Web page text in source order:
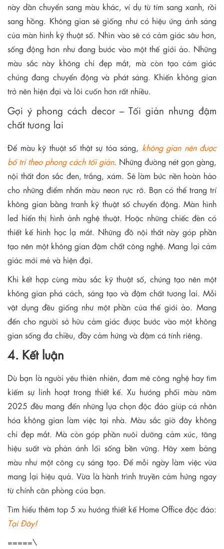
này dần chuyển sang màu khác, ví dụ từ tím sang xanh, rồi
sang hồng. Không gian sẽ giống như có hiệu ứng ánh sáng
của màn hình kỹ thuật số. Nhìn vào sẽ có cảm giác sâu hơn,
sống động hơn như đang bước vào một thế giới ảo. Những
màu sắc này không chỉ đẹp mắt, mà còn tạo cảm giác
chúng đang chuyển động và phát sáng. Khiến không gian
trở nên hiện đại và lôi cuốn hơn rất nhiều.
Gợi ý phong cách decor – Tối giản nhưng đậm
chất tương lai
Để màu kỹ thuật số thật sự tỏa sáng, không gian nên được
bố trí theo phong cách tối giản. Những đường nét gọn gàng,
nội thất đơn sắc đen, trắng, xám. Sẽ làm bức nền hoàn hảo
cho những điểm nhấn màu neon rực rỡ. Bạn có thể trang trí
không gian bằng tranh kỹ thuật số chuyển động. Màn hình
led hiển thị hình ảnh nghệ thuật. Hoặc những chiếc đèn có
thiết kế hình học lạ mắt. Những đồ nội thất này góp phần
tạo nên một không gian đậm chất công nghệ. Mang lại cảm
giác mới mẻ và hiện đại.
Khi kết hợp cùng màu sắc kỹ thuật số, chúng tạo nên một
không gian phá cách, sáng tạo và đậm chất tương lai. Mỗi
vật dụng đều giống như một phần của thế giới ảo. Mang
đến cho người sở hữu cảm giác được bước vào một không
gian sống đa chiều, đầy cảm hứng và đậm cá tính riêng.
4. Kết luận
Dù bạn là người yêu thiên nhiên, đam mê công nghệ hay tìm
kiếm sự linh hoạt trong thiết kế. Xu hướng phối màu năm
2025 đều mang đến những lựa chọn độc đáo giúp cá nhân
hóa không gian làm việc tại nhà. Màu sắc giờ đây không
chỉ đẹp mắt. Mà còn góp phần nuôi dưỡng cảm xúc, tăng
hiệu suất và phản ánh lối sống bền vững. Hãy xem bảng
màu như một công cụ sáng tạo. Để mỗi ngày làm việc vừa
mang lại hiệu quả. Vừa là hành trình truyền cảm hứng ngay
từ chính căn phòng của bạn.
Tìm hiểu thêm top 5 xu hướng thiết kế Home Office độc đáo:
Tại Đây!
=====\